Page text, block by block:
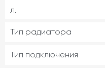
л.
Тип радиатора
Тип подключения